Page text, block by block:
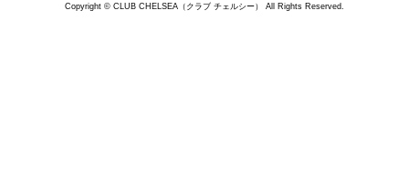
Copyright © CLUB CHELSEA（クラブ チェルシー） All Rights Reserved.